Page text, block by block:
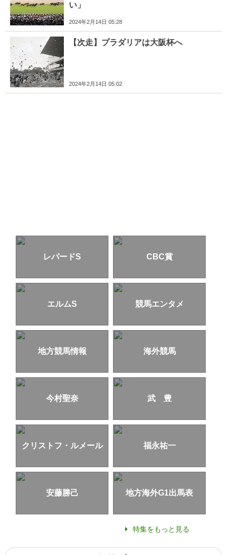
い」
2024年2月14日 05:28
【次走】プラダリアは大阪杯へ
2024年2月14日 05:02
レパードS CBC賞
エルムS 競馬エンタメ
地方競馬情報 海外競馬
今村聖奈 武 豊
クリストフ・ルメール 福永祐一
安藤勝己 地方海外G1出馬表
特集をもっと見る